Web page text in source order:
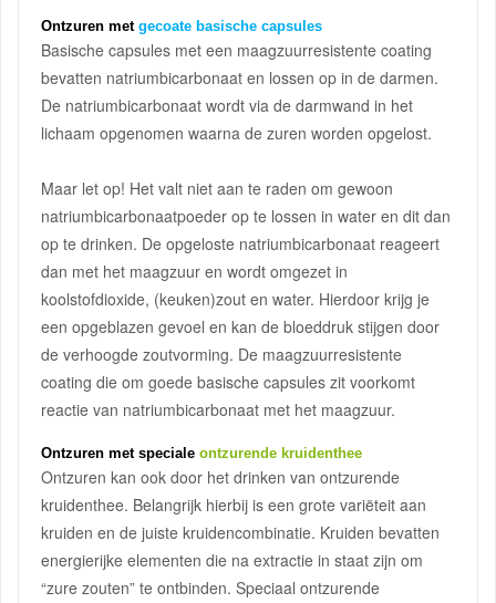
Ontzuren met gecoate basische capsules
Basische capsules met een maagzuurresistente coating
bevatten natriumbicarbonaat en lossen op in de darmen.
De natriumbicarbonaat wordt via de darmwand in het
lichaam opgenomen waarna de zuren worden opgelost.
Maar let op! Het valt niet aan te raden om gewoon
natriumbicarbonaatpoeder op te lossen in water en dit dan
op te drinken. De opgeloste natriumbicarbonaat reageert
dan met het maagzuur en wordt omgezet in
koolstofdioxide, (keuken)zout en water. Hierdoor krijg je
een opgeblazen gevoel en kan de bloeddruk stijgen door
de verhoogde zoutvorming. De maagzuurresistente
coating die om goede basische capsules zit voorkomt
reactie van natriumbicarbonaat met het maagzuur.
Ontzuren met speciale ontzurende kruidenthee
Ontzuren kan ook door het drinken van ontzurende
kruidenthee. Belangrijk hierbij is een grote variëteit aan
kruiden en de juiste kruidencombinatie. Kruiden bevatten
energierijke elementen die na extractie in staat zijn om
“zure zouten” te ontbinden. Speciaal ontzurende